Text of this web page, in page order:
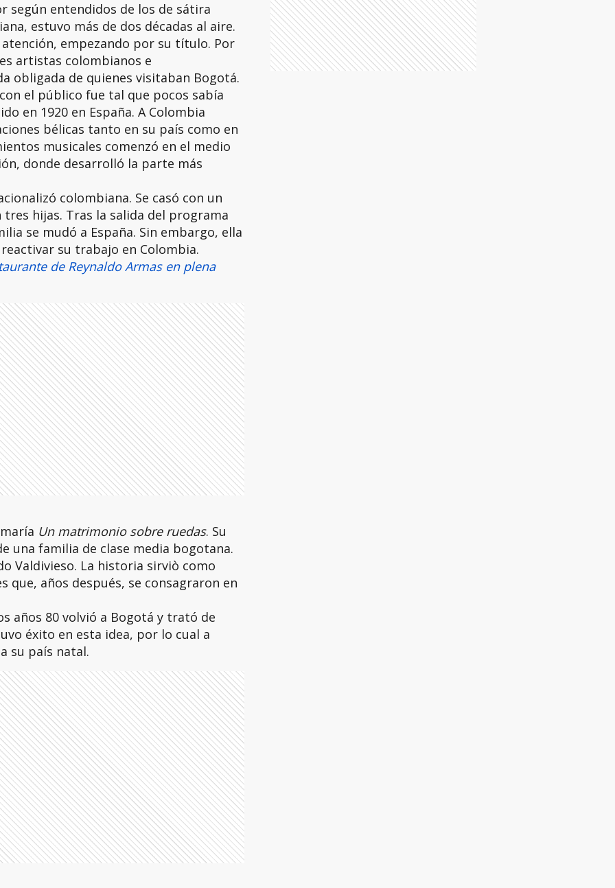
según entendidos de los de sátira
estuvo más de dos décadas al aire.
empezando por su título. Por
artistas colombianos e
obligada de quienes visitaban Bogotá.
el público fue tal que pocos sabía
en 1920 en España. A Colombia
bélicas tanto en su país como en
musicales comenzó en el medio
donde desarrolló la parte más
colombiana. Se casó con un
hijas. Tras la salida del programa
se mudó a España. Sin embargo, ella
su trabajo en Colombia.
de Reynaldo Armas en plena
Un matrimonio sobre ruedas. Su
una familia de clase media bogotana.
Valdivieso. La historia sirviò como
años después, se consagraron en
años 80 volvió a Bogotá y trató de
éxito en esta idea, por lo cual a
su país natal.